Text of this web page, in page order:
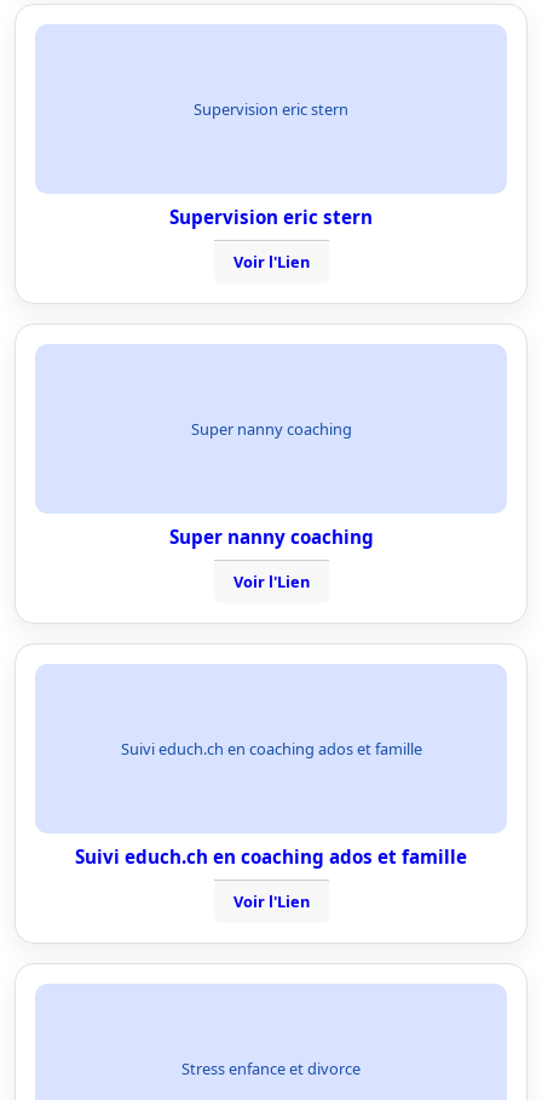
Supervision eric stern
Supervision eric stern
Voir l'Lien
Super nanny coaching
Super nanny coaching
Voir l'Lien
Suivi educh.ch en coaching ados et famille
Suivi educh.ch en coaching ados et famille
Voir l'Lien
Stress enfance et divorce